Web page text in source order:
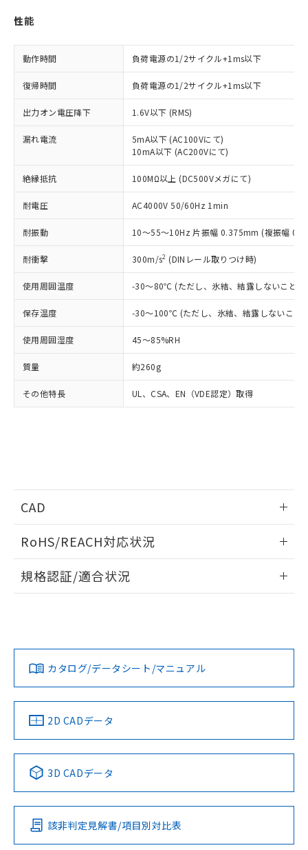
性能
動作時間 負荷電源の1/2サイクル+1ms以下
復帰時間 負荷電源の1/2サイクル+1ms以下
出力オン電圧降下 1.6V以下 (RMS)
漏れ電流
5mA以下 (AC100Vにて)
10mA以下 (AC200Vにて)
絶縁抵抗 100MΩ以上 (DC500Vメガにて)
耐電圧 AC4000V 50/60Hz 1min
耐振動 10～55～10Hz 片振幅 0.375mm (複振幅
耐衝撃 300m/s2 (DINレール取りつけ時)
使用周囲温度 -30～80℃ (ただし、氷結、結露しないこと)
保存温度 -30～100℃ (ただし、氷結、結露しないこと)
使用周囲湿度 45～85%RH
質量 約260g
その他特長 UL、CSA、EN（VDE認定）取得
CAD
ドすることができます。
ログイン/会員登録
ダウンロードデータをご利用いただく前に、以下を必ずお読
みください。
ソフトウェアの使用条件
RoHS/REACH対応状況
G3PA-210B-VD AC24のRoHS対応状況については、営業部門
この製品のRoHS/REACH対応状況ページへ
規格認証/適合状況
LR型式承認
（イギリス
船舶規格）
DNV型式承認
（ノルウェー
BV型式承認
（フランス
KR型式
（韓国
No No No No
この製品の規格認証/適合状況ページへ
その他の認証はこちらのページからご検索ください
カタログ/データシート/マニュアル
2D CADデータ
3D CADデータ
該非判定見解書/項目別対比表
商品の当社在庫状況および標準価格
(税抜)を提供させていただくもので
当社制御機器事業取扱商品の中には、
ことをご了承ください。
在庫状況および標準価格照会結果は、
記載している更新日時点での社内デー
タに基づき作成されるものであり、閲
覧された時点での実際の在庫および標
準価格とは異なる場合があることをご
了承ください。
正式な納期状況および標準価格はお客
様のお取引先、またはお客様担当のオ
ムロン制御機器販売店・当社販売員に
ご相談ください。
販売ネットワーク
」をご確認
在庫状況および標準価格結果を当社の
事前の承諾なく第三者に漏洩または開
示しないようお願いします。
マイパーツ機能（部品リスト作成サー
ビス）をご利用いただくには、I-Web
メンバーズにご登録されている必要が
あります。
の共同利用に関して"
の「1.共同利
用者の範囲」に記載されている法人を
商品です。
非該当品：ライセンス料など無形物で、有
害物質有無と関係のない商品です。
仕入先様の事情により、非含有部品として
いたものが、含有品と判明した場合などや
むを得ず変更することがあります。
*EU RoHS指令（10物質）：
鉛(Pb) 1000ppm以下、 水銀(Hg) 1000ppm以下、 カド
ミウム(Cd) 100ppm以下、
六価クロム(Cr(Ⅵ)) 1000ppm以下、ポリ臭化ビフェニル
(PBDE) 1000ppm以下、フタル酸ビス(2-エチルヘキシ
ル) (DEHP)(別名：DOP) 1000ppm以下、フタル酸ブチ
ルベンジル（BBP） 1000ppm以下、フタル酸ジブチル
（DBP） 1000ppm以下、フタル酸ジイソブチル
(DIBP) 1000ppm以下
但し、RoHS指令で産業用監視および制御機器に対する
図的な使用がないことを確認しています。
※2 対応予定月
月が前後することがあります。
※本証明書は発行日時点で非含有を証明す
るもので、過去に遡って非含有を証明する
ものではありません。
また、RoHS指令のフタル酸エステル類４
物質の対応では、対応完了までの期間は出
していることから、特段のことがない限
り、2022年1月12日より割愛しておりま
「○」：最大均質材料含有率が中国RoHSの
基準値以下であることを示します。
「×」：最大均質材料含有率が中国RoHSの
基準値を超えていることを示します。
「－」：未確認です。当社販売部門へお問
い合わせください。
*中国RoHS10物質の基準値 (GB/T26572)：
Pb(鉛) :1000ppm、 Hg(水銀) : 1000ppm、 Cd(カドミウ
ニル類) : 1000ppm、 PBDEs(ポリ臭化ジフェニルエーテ
DBP(フタル酸ジブチル) : 1000ppm、 DIBP(フタル酸ジ
イソブチル) : 1000ppm、 BBP(フタル酸ブチルベンジ
DEHP(フタル酸ビス(2-エチルヘキシル)) : 1000ppm
※2 環境保護使用期限
「ｅ」：有害物質（10物質）のすべてが基
準値以下であることを示します。
質が外部に漏えいし、環境に深刻な影響を
及ぼさない年数を意味します。
「－」：未確認です。当社販売部門へお問
当社は、これら貴社製品のうち、外国
為替および外国貿易法に定める商品
（以下｢規制貨物等」という）を輸出
または国外への提供する場合は、日本
国政府の輸出許可(または役務取引許
可)を取得するなどの必要な手続きを
当社は規制貨物を破棄する場合は、完
全に破砕するなど、違法に輸出されな
いよう必要な手段を講じます。
当社は貴社製品を、核兵器、ミサイ
ル、化学兵器、生物兵器またはその他
武器並びにこれらの製造装置等に一切
使用いたしません。
当社は、貴社製品を第三者に販売する
該第三者に通知します。また当社は、
販売先および販売に係わる関係者が違
法に輸出するおそれがある場合は、取
り引きをいたしません。
一定数以上の在庫あり
一定数には満たないが在庫あり
在庫なし(最新の在庫状況につ
いては、お客様のお取引先、ま
機器販売店・当社販売員にご確
認ください)
受注生産機種、また在庫状況の
情報を公開していない機種